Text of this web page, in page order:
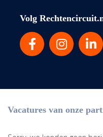
Volg
Vacatures van onze